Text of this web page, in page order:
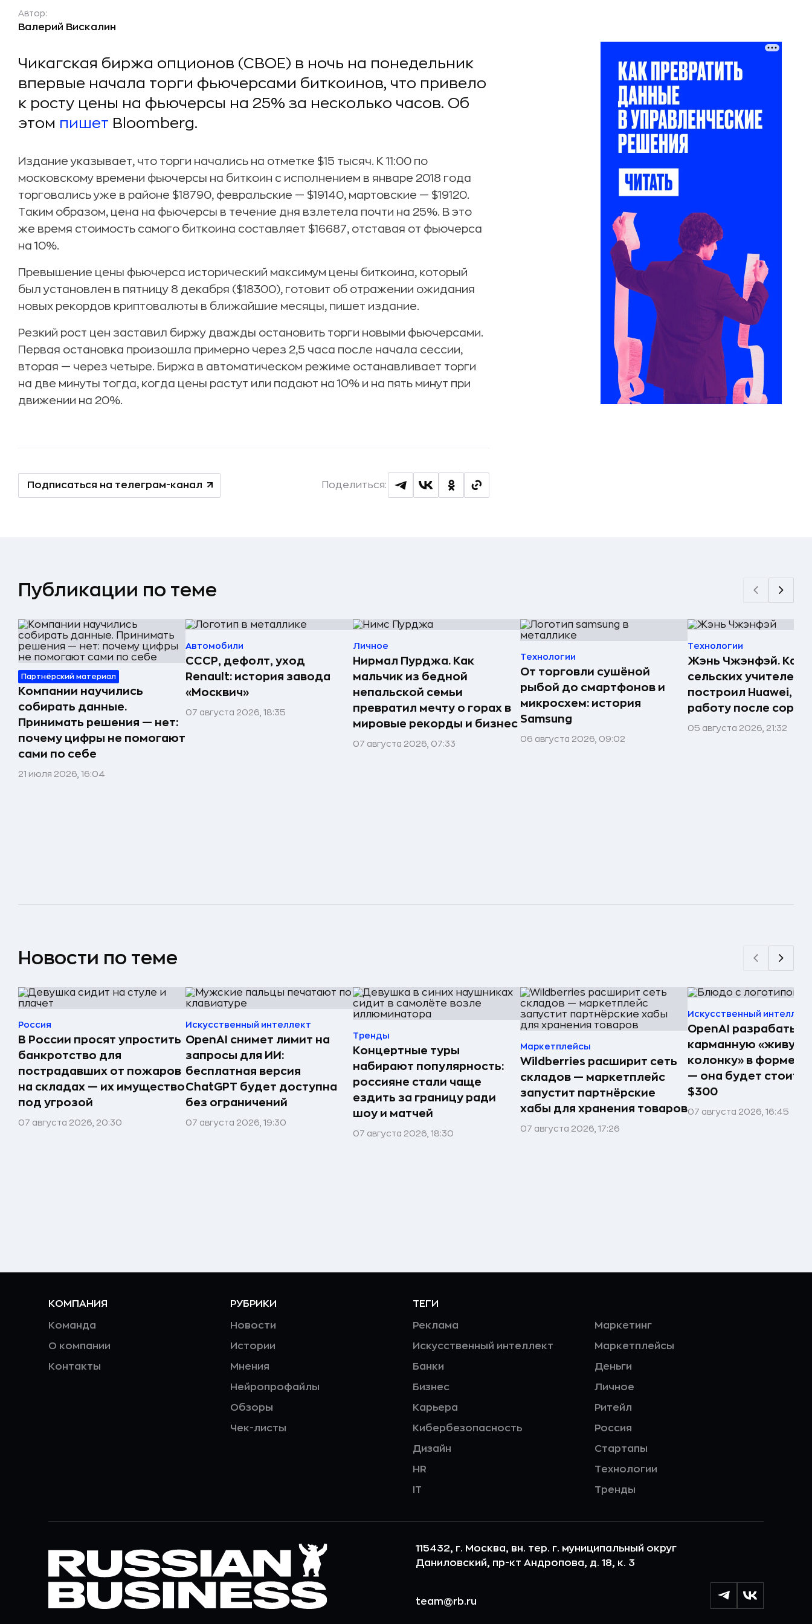
Автор:
Валерий Вискалин
Чикагская биржа опционов (CBOE) в ночь на понедельник
впервые начала торги фьючерсами биткоинов, что привело
к росту цены на фьючерсы на 25% за несколько часов. Об
этом пишет Bloomberg.
Издание указывает, что торги начались на отметке $15 тысяч. К 11:00 по
московскому времени фьючерсы на биткоин с исполнением в январе 2018 года
торговались уже в районе $18790, февральские — $19140, мартовские — $19120.
Таким образом, цена на фьючерсы в течение дня взлетела почти на 25%. В это
же время стоимость самого биткоина составляет $16687, отставая от фьючерса
на 10%.
Превышение цены фьючерса исторический максимум цены биткоина, который
был установлен в пятницу 8 декабря ($18300), готовит об отражении ожидания
новых рекордов криптовалюты в ближайшие месяцы, пишет издание.
Резкий рост цен заставил биржу дважды остановить торги новыми фьючерсами.
Первая остановка произошла примерно через 2,5 часа после начала сессии,
вторая — через четыре. Биржа в автоматическом режиме останавливает торги
на две минуты тогда, когда цены растут или падают на 10% и на пять минут при
движении на 20%.
Подписаться на телеграм-канал Поделиться:
Публикации по теме
Партнёрский материал
Компании научились
собирать данные.
Принимать решения — нет:
почему цифры не помогают
сами по себе
21 июля 2026, 16:04
Автомобили
СССР, дефолт, уход
Renault: история завода
«Москвич»
07 августа 2026, 18:35
Личное
Нирмал Пурджа. Как
мальчик из бедной
непальской семьи
превратил мечту о горах в
мировые рекорды и бизнес
07 августа 2026, 07:33
Технологии
От торговли сушёной
рыбой до смартфонов и
микросхем: история
Samsung
06 августа 2026, 09:02
Технологии
Жэнь Чжэнфэй. Как
сельских учителей
построил Huawei,
работу после
05 августа 2026, 21:32
Новости по теме
Россия
В России просят упростить
банкротство для
пострадавших от пожаров
на складах — их имущество
под угрозой
07 августа 2026, 20:30
Искусственный интеллект
OpenAI снимет лимит на
запросы для ИИ:
бесплатная версия
ChatGPT будет доступна
без ограничений
07 августа 2026, 19:30
Тренды
Концертные туры
набирают популярность:
россияне стали чаще
ездить за границу ради
шоу и матчей
07 августа 2026, 18:30
Маркетплейсы
Wildberries расширит сеть
складов — маркетплейс
запустит партнёрские
хабы для хранения товаров
07 августа 2026, 17:26
Искусственный
OpenAI
карманную «живую
колонку» в форме
— она будет стоить
$300
07 августа 2026, 16:45
КОМПАНИЯ
Команда
О компании
Контакты
РУБРИКИ
Новости
Истории
Мнения
Нейропрофайлы
Обзоры
Чек-листы
ТЕГИ
Реклама
Искусственный интеллект
Банки
Бизнес
Карьера
Кибербезопасность
Дизайн
HR
IT
Маркетинг
Маркетплейсы
Деньги
Личное
Ритейл
Россия
Стартапы
Технологии
Тренды
115432, г. Москва, вн. тер. г. муниципальный округ
Даниловский, пр-кт Андропова, д. 18, к. 3
team@rb.ru